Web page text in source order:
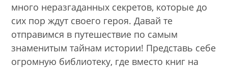
много неразгаданных секретов, которые до
сих пор ждут своего героя. Давай те
отправимся в путешествие по самым
знаменитым тайнам истории! Представь себе
огромную библиотеку, где вместо книг на